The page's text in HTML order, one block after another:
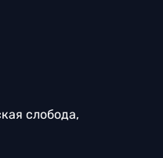
слобода,